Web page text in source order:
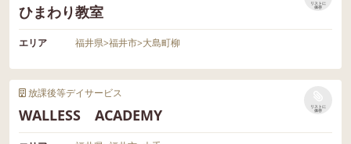
ひまわり教室
リストに
保存
エリア 福井県>福井市>大島町柳
放課後等デイサービス
WALLESS ACADEMY
リストに
保存